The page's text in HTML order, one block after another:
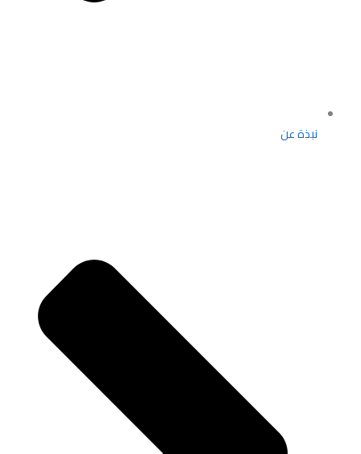
نبذة عن